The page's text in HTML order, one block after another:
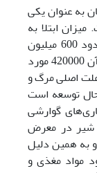
به عنوان یکی
ابتلا به
بیماری‌های منتقله از غذا در سطح جهان حدود 600 میلیون
تخمین زده شده است و مرگ و میر ناشی از آن 420000 مورد
اصلی مرگ و
توسعه است
گوارشی
شیر در معرض
به همین دلیل
مواد مغذی و